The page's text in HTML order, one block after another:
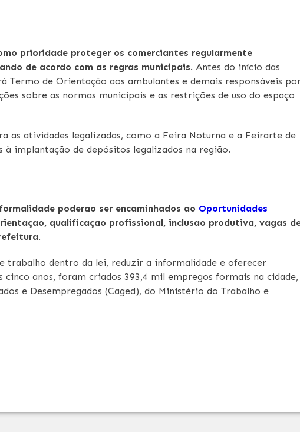
prioridade proteger os comerciantes regularmente
de acordo com as regras municipais. Antes do início das
Termo de Orientação aos ambulantes e demais responsáveis
sobre as normas municipais e as restrições de uso do espaço
as atividades legalizadas, como a Feira Noturna e a Feirarte de
à implantação de depósitos legalizados na região.
poderão ser encaminhados ao Oportunidades
qualificação profissional, inclusão produtiva, vagas
trabalho dentro da lei, reduzir a informalidade e oferecer
anos, foram criados 393,4 mil empregos formais na cidade,
e Desempregados (Caged), do Ministério do Trabalho e